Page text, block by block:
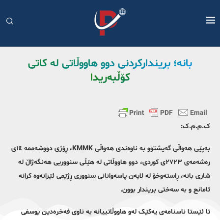
بانە؛ بریندارکردنی دوو هاووڵاتی له کاتی
کۆڵبەریدا
ک.م.م.ک:
بەپێی هەواڵی گەیشتوو بە ناوەندی هەواڵی ‏KMMK، ڕۆژی دووشەممە ١٤ی
رەشەمەی ٢٧٢٣ی کوردی، دوو هاووڵاتی لە هێڵی سنووریی هەنگەژاڵ لە
شاری بانە، ڕاستەوخۆ لە لایەن پاسەوانانی سنووری ڕژێمی ئێرانەوە کرانە
ئامانج و بە سەختی بریندار بوون.
تا ئێستا ناسنامەی یەکێک لەو هاووڵاتییانە بە ناوی فەخرەدین یوسفی